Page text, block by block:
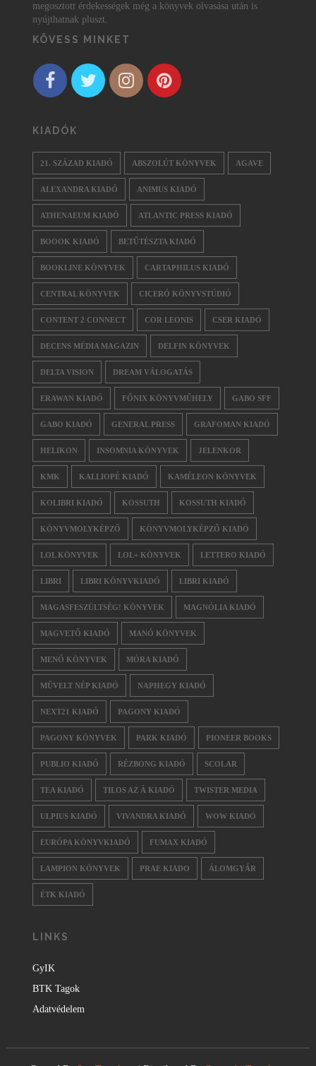
megosztott érdekességek még a könyvek olvasása után is
nyújthatnak pluszt.
KÖVESS MINKET
KIADÓK
21. SZÁZAD KIADÓ ABSZOLÚT KÖNYVEK AGAVE
ALEXANDRA KIADÓ ANIMUS KIADÓ
ATHENAEUM KIADÓ ATLANTIC PRESS KIADÓ
BOOOK KIADÓ BETŰTÉSZTA KIADÓ
BOOKLINE KÖNYVEK CARTAPHILUS KIADÓ
CENTRAL KÖNYVEK CICERÓ KÖNYVSTÚDIÓ
CONTENT 2 CONNECT COR LEONIS CSER KIADÓ
DECENS MÉDIA MAGAZIN DELFIN KÖNYVEK
DELTA VISION DREAM VÁLOGATÁS
ERAWAN KIADÓ FŐNIX KÖNYVMŰHELY GABO SFF
GABO KIADÓ GENERAL PRESS GRAFOMAN KIADÓ
HELIKON INSOMNIA KÖNYVEK JELENKOR
KMK KALLIOPÉ KIADÓ KAMÉLEON KÖNYVEK
KOLIBRI KIADÓ KOSSUTH KOSSUTH KIADÓ
KÖNYVMOLYKÉPZŐ KÖNYVMOLYKÉPZŐ KIADÓ
LOL KÖNYVEK LOL+ KÖNYVEK LETTERO KIADÓ
LIBRI LIBRI KÖNYVKIADÓ LIBRI KIADÓ
MAGASFESZÜLTSÉG! KÖNYVEK MAGNÓLIA KIADÓ
MAGVETŐ KIADÓ MANÓ KÖNYVEK
MENŐ KÖNYVEK MÓRA KIADÓ
MŰVELT NÉP KIADÓ NAPHEGY KIADÓ
NEXT21 KIADÓ PAGONY KIADÓ
PAGONY KÖNYVEK PARK KIADÓ PIONEER BOOKS
PUBLIO KIADÓ RÉZBONG KIADÓ SCOLAR
TEA KIADÓ TILOS AZ Á KIADÓ TWISTER MEDIA
ULPIUS KIADÓ VIVANDRA KIADÓ WOW KIADÓ
EURÓPA KÖNYVKIADÓ FUMAX KIADÓ
LAMPION KÖNYVEK PRAE KIADO ÁLOMGYÁR
ÉTK KIADÓ
LINKS
GyIK
BTK Tagok
Adatvédelem